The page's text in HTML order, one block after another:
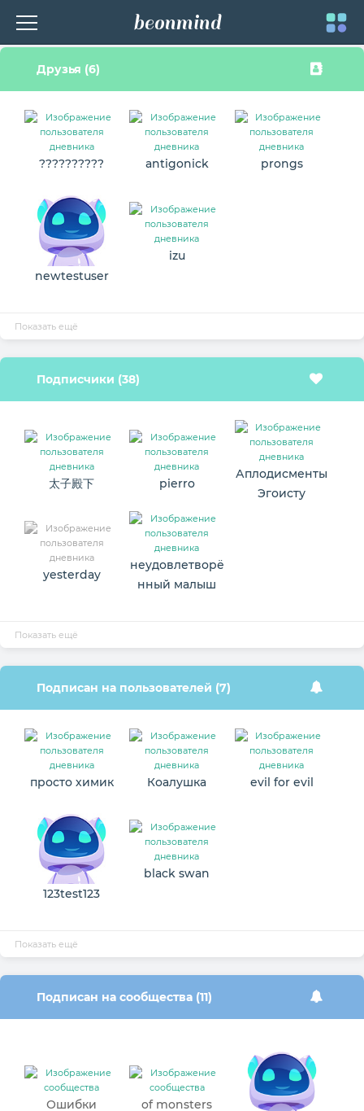
Toggle
beonmind
Друзья (6)
?????????? antigonick prongs
newtestuser
izu
Показать ещё
Подписчики (38)
太子殿下 pierro
Аплодисменты
Эгоисту
yesterday
неудовлетворё
нный малыш
Показать ещё
Подписан на пользователей (7)
просто химик Коалушка evil for evil
123test123
black swan
Показать ещё
Подписан на сообщества (11)
Ошибки
of monsters